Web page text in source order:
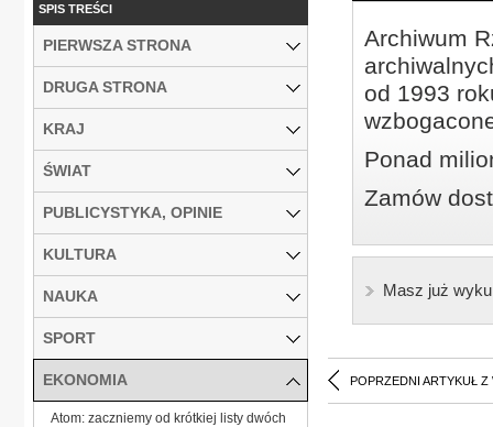
Archiwum
od 1993
Ponad
Zamów
Masz już
POPRZEDNI ARTYKUŁ Z
SPIS TREŚCI
PIERWSZA STRONA
DRUGA STRONA
KRAJ
ŚWIAT
PUBLICYSTYKA, OPINIE
KULTURA
NAUKA
SPORT
EKONOMIA
Atom: zaczniemy od krótkiej listy dwóch